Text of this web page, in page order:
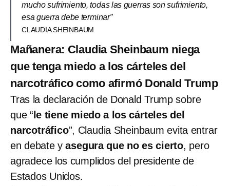
mucho sufrimiento, todas las guerras son sufrimiento,
esa guerra debe terminar”
CLAUDIA SHEINBAUM
Mañanera: Claudia Sheinbaum niega
que tenga miedo a los cárteles del
narcotráfico como afirmó Donald Trump
Tras la declaración de Donald Trump sobre
que “ le tiene miedo a los cárteles del
narcotráfico”, Claudia Sheinbaum evita entrar
en debate yasegura que no es cierto, pero
agradece los cumplidos del presidente de
Estados Unidos.